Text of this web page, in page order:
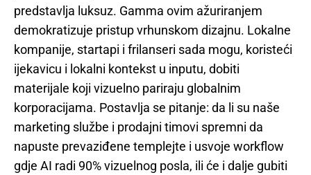
predstavlja luksuz. Gamma ovim ažuriranjem
demokratizuje pristup vrhunskom dizajnu. Lokalne
kompanije, startapi i frilanseri sada mogu, koristeći
ijekavicu i lokalni kontekst u inputu, dobiti
materijale koji vizuelno pariraju globalnim
korporacijama. Postavlja se pitanje: da li su naše
marketing službe i prodajni timovi spremni da
napuste prevaziđene templejte i usvoje workflow
gdje AI radi 90% vizuelnog posla, ili će i dalje gubiti